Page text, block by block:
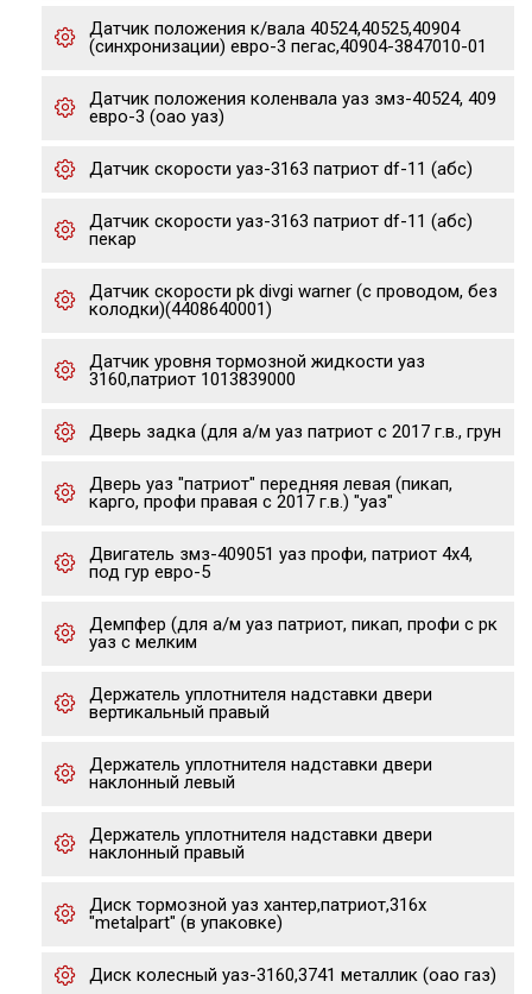
Датчик положения к/вала 40524,40525,40904
(синхронизации) евро-3 пегас,40904-3847010-01
Датчик положения коленвала уаз змз-40524, 409
евро-3 (оао уаз)
Датчик скорости уаз-3163 патриот df-11 (абс)
Датчик скорости уаз-3163 патриот df-11 (абс)
пекар
Датчик скорости pk divgi warner (с проводом, без
колодки)(4408640001)
Датчик уровня тормозной жидкости уаз
3160,патриот 1013839000
Дверь задка (для а/м уаз патриот с 2017 г.в., грун
Дверь уаз "патриот" передняя левая (пикап,
карго, профи правая с 2017 г.в.) "уаз"
Двигатель змз-409051 уаз профи, патриот 4х4,
под гур евро-5
Демпфер (для а/м уаз патриот, пикап, профи с рк
уаз с мелким
Держатель уплотнителя надставки двери
вертикальный правый
Держатель уплотнителя надставки двери
наклонный левый
Держатель уплотнителя надставки двери
наклонный правый
Диск тормозной уаз хантер,патриот,316x
"metalpart" (в упаковке)
Диск колесный уаз-3160,3741 металлик (оао газ)